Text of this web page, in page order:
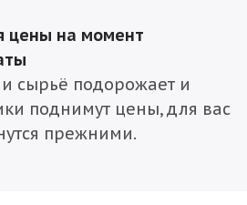
цены на момент
сырьё подорожает и
поднимут цены, для вас
прежними.